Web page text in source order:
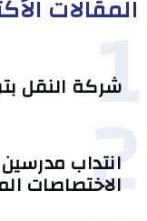
المقالات
1
شركة النقل
2
انتداب
الاختصاصات